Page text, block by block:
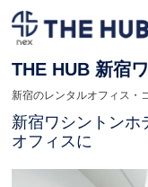
THE HUB 新宿
新宿のレンタルオフィス・
新宿ワシントンホ
オフィスに